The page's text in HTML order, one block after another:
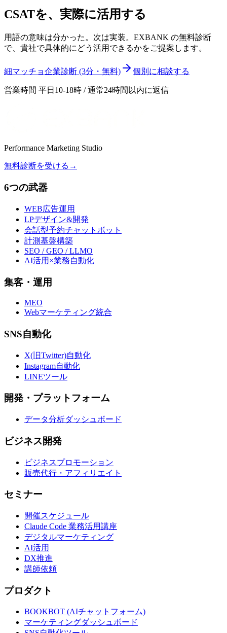
CSATを、実際に活用する
用語の意味は分かった。次は実装。EXBANK の無料診断
で、貴社で具体的にどう活用できるかをご提案します。
細マッチョ企業診断 (3分・無料) 個別に相談する
営業時間 平日10-18時 / 通常24時間以内に返信
Performance Marketing Studio
無料診断を受ける →
6つの武器
WEB広告運用
LPデザイン&開発
会話型予約チャットボット
計測基盤構築
SEO / GEO / LLMO
AI活用×業務自動化
集客・運用
MEO
Webマーケティング統合
SNS自動化
X(旧Twitter)自動化
Instagram自動化
LINEツール
開発・プラットフォーム
データ分析ダッシュボード
ビジネス開発
ビジネスプロモーション
販売代行・アフィリエイト
セミナー
開催スケジュール
Claude Code 業務活用講座
デジタルマーケティング
AI活用
DX推進
講師依頼
プロダクト
BOOKBOT (AIチャットフォーム)
マーケティングダッシュボード